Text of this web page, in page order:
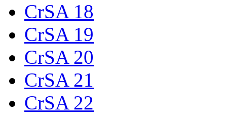
CrSA 18
CrSA 19
CrSA 20
CrSA 21
CrSA 22